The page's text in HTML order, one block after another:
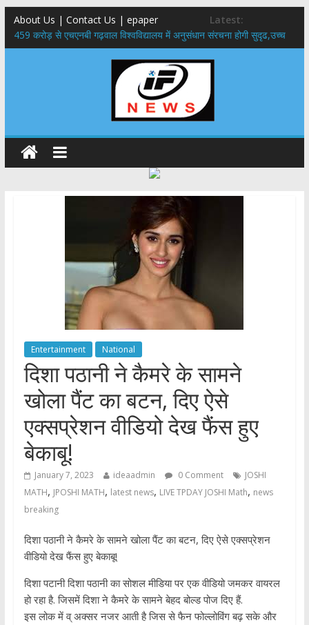
About Us | Contact Us | epaper
Latest:
459 करोड़ से एचएनबी गढ़वाल विश्वविद्यालय में अनुसंधान संरचना होगी सुदृढ,उच्च
शिक्षा मंत्री धन सिंह रावत ने नवनियुक्त केन्द्रीय शिक्षा मंत्री से की मुलाकात
राष्ट्रीय हथकरघा दिवस पर मुख्यमंत्री धामी ने उत्कृष्ट बुनकरों और हस्तशिल्प
​धामी कैबिनेट का बड़ा फैसला: पशुपालकों को 60% तक सब्सिडी, गंगा एक्सप्रेसवे का
​हरिद्वार से वीरभद्र (ऋषिकेश) तक निकली BJYM की भव्य कांवड़ यात्रा; तेजस्वी
सूर्या ने की देश व प्रदेशवासियों के कल्याण की कामना
24×7 अलर्ट मोड में रहें अधिकारी-मुख्य सचिव मानसून-एसईओसी से मुख्य सचिव ने
की विस्तृत समीक्षा कहा-बंद सड़कों को शीघ्र खोला जाए, लोगों को न हो दिक्कत
Entertainment National
दिशा पठानी ने कैमरे के सामने
खोला पैंट का बटन, दिए ऐसे
एक्सप्रेशन वीडियो देख फैंस हुए
बेकाबू!
January 7, 2023 ideaadmin 0 Comment
JOSHI
MATH, JPOSHI MATH, latest news, LIVE TPDAY JOSHI Math, news
breaking
दिशा पठानी ने कैमरे के सामने खोला पैंट का बटन, दिए ऐसे एक्सप्रेशन
वीडियो देख फैंस हुए बेकाबू!
दिशा पटानी दिशा पठानी का सोशल मीडिया पर एक वीडियो जमकर वायरल
हो रहा है. जिसमें दिशा ने कैमरे के सामने बेहद बोल्ड पोज दिए हैं.
इस लोक में व् अक्सर नजर आती है जिस से फैन फोल्लोविंग बढ़ सके और